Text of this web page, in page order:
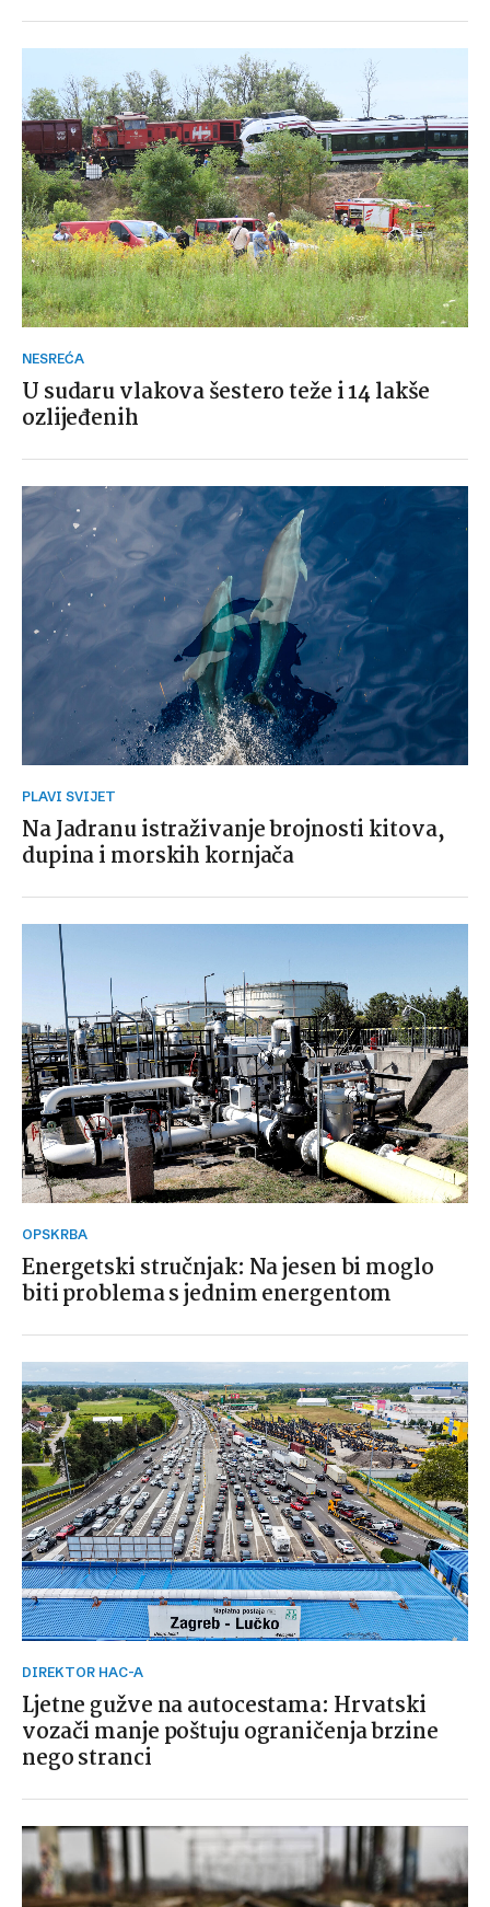
NESREĆA
U sudaru vlakova šestero teže i 14 lakše
ozlijeđenih
PLAVI SVIJET
Na Jadranu istraživanje brojnosti kitova,
dupina i morskih kornjača
OPSKRBA
Energetski stručnjak: Na jesen bi moglo
biti problema s jednim energentom
DIREKTOR HAC-A
Ljetne gužve na autocestama: Hrvatski
vozači manje poštuju ograničenja brzine
nego stranci